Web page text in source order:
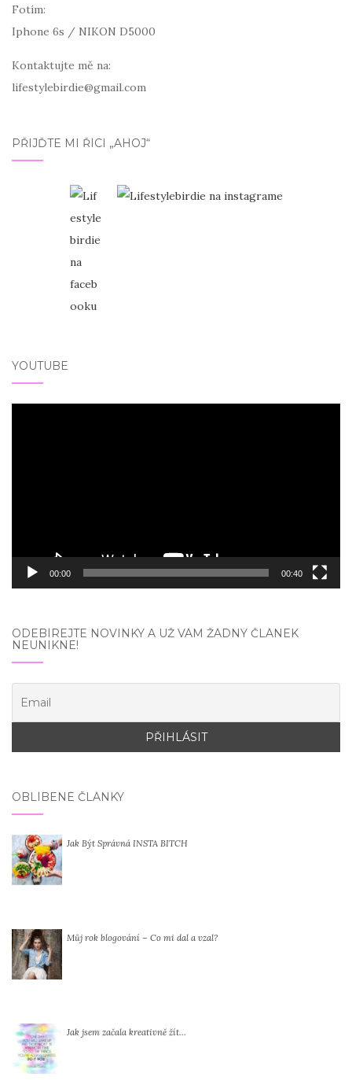
Fotím:
Iphone 6s / NIKON D5000
Kontaktujte mě na:
lifestylebirdie@gmail.com
PŘIJĎTE MI ŘÍCI „AHOJ“
YOUTUBE
00:00 00:40
ODEBÍREJTE NOVINKY A UŽ VÁM ŽÁDNÝ ČLÁNEK
NEUNIKNE!
OBLÍBENÉ ČLÁNKY
Jak Být Správná INSTA BITCH
Můj rok blogování – Co mi dal a vzal?
Jak jsem začala kreativně žít…